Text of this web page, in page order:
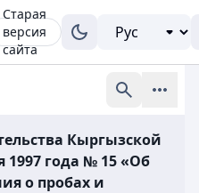
Старая
версия
сайта
Кыргызской
1997 года № 15 «Об
о пробах и